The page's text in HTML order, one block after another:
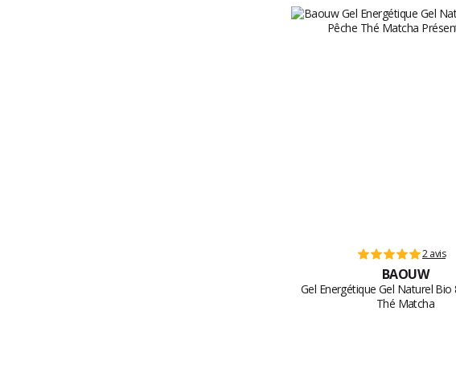
2 avis
BAOUW
Gel Energétique Gel Naturel Bio
Thé Matcha